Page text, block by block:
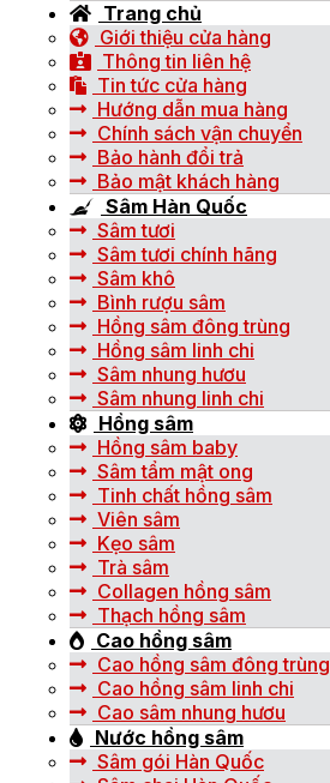
Trang chủ
Giới thiệu cửa hàng
Thông tin liên hệ
Tin tức cửa hàng
Hướng dẫn mua hàng
Chính sách vận chuyển
Bảo hành đổi trả
Bảo mật khách hàng
Sâm Hàn Quốc
Sâm tươi
Sâm tươi chính hãng
Sâm khô
Bình rượu sâm
Hồng sâm đông trùng
Hồng sâm linh chi
Sâm nhung hươu
Sâm nhung linh chi
Hồng sâm
Hồng sâm baby
Sâm tẩm mật ong
Tinh chất hồng sâm
Viên sâm
Kẹo sâm
Trà sâm
Collagen hồng sâm
Thạch hồng sâm
Cao hồng sâm
Cao hồng sâm đông trùng
Cao hồng sâm linh chi
Cao sâm nhung hươu
Nước hồng sâm
Sâm gói Hàn Quốc